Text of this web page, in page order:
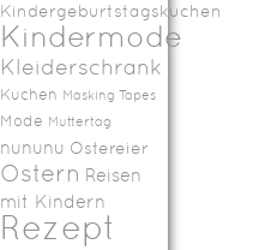
Kindergeburtstagskuchen
Kindermode
Kleiderschrank
Kuchen Masking Tapes
Mode Muttertag
nununu Ostereier
Ostern Reisen
mit Kindern
Rezept